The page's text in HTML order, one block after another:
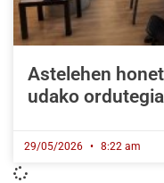
Astelehen
udako
29/05/2026 8:22 am